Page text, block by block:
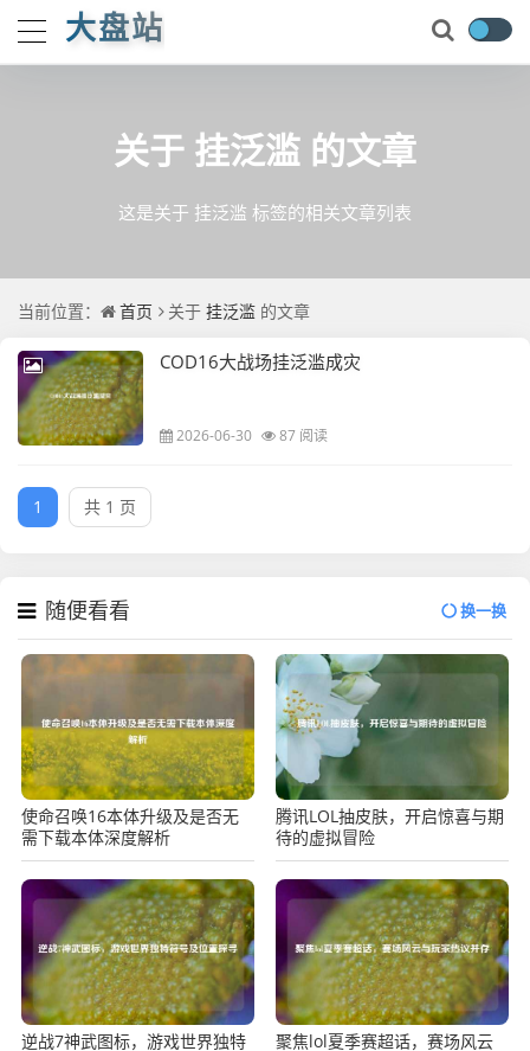
大盘站
关于 挂泛滥 的文章
这是关于 挂泛滥 标签的相关文章列表
当前位置： 首页 关于 挂泛滥 的文章
COD16大战场挂泛滥成灾
2026-06-30 87 阅读
1 共 1 页
随便看看 换一换
使命召唤16本体升级及是否无
需下载本体深度解析
腾讯LOL抽皮肤，开启惊喜与期
待的虚拟冒险
逆战7神武图标，游戏世界独特
聚焦lol夏季赛超话，赛场风云